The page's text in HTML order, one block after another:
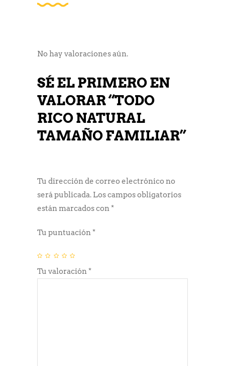
No hay valoraciones aún.
SÉ EL PRIMERO EN
VALORAR “TODO
RICO NATURAL
TAMAÑO FAMILIAR”
Tu dirección de correo electrónico no
será publicada. Los campos obligatorios
están marcados con*
Tu puntuación*
Tu valoración*